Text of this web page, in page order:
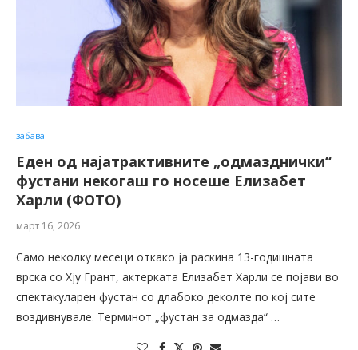
забава
Еден од најатрактивните „одмазднички“
фустани некогаш го носеше Елизабет
Харли (ФОТО)
март 16, 2026
Само неколку месеци откако ја раскина 13-годишната
врска со Хју Грант, актерката Елизабет Харли се појави во
спектакуларен фустан со длабоко деколте по кој сите
воздивнувале. Терминот „фустан за одмазда“ …